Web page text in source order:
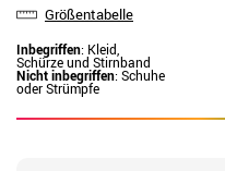
Größentabelle
Inbegriffen: Kleid,
Schürze und Stirnband
Nicht inbegriffen: Schuhe
oder Strümpfe